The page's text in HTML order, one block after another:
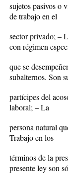
sujetos pasivos o
de trabajo en el
sector privado; –
con régimen
que se
subalternos. Son
partícipes del
laboral; – La
persona natural
Trabajo en los
términos de la
presente ley son